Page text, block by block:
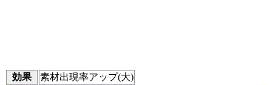
効果 素材出現率アップ(大)